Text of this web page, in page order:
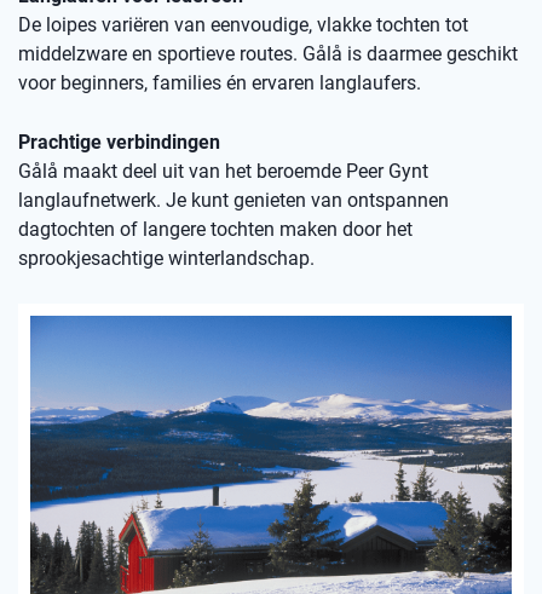
De loipes variëren van eenvoudige, vlakke tochten tot
middelzware en sportieve routes. Gålå is daarmee geschikt
voor beginners, families én ervaren langlaufers.
Prachtige verbindingen
Gålå maakt deel uit van het beroemde Peer Gynt
langlaufnetwerk. Je kunt genieten van ontspannen
dagtochten of langere tochten maken door het
sprookjesachtige winterlandschap.